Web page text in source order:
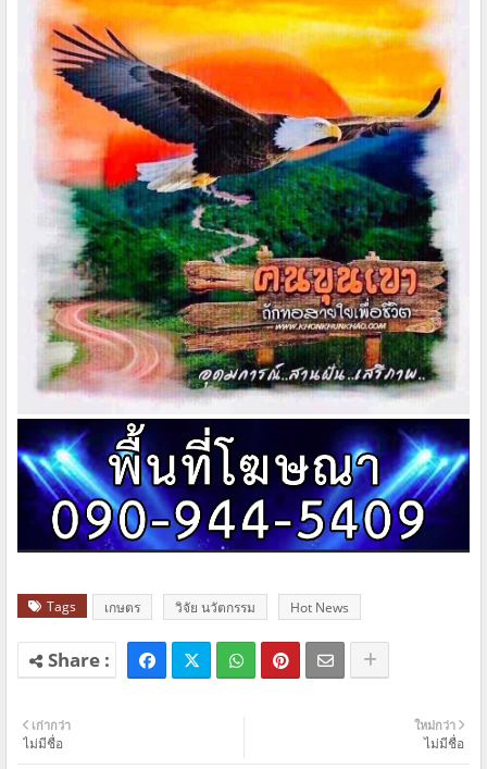
Tags เกษตร วิจัย นวัตกรรม Hot News
ใหม่กว่า
ไม่มีชื่อ
เก่ากว่า
ไม่มีชื่อ